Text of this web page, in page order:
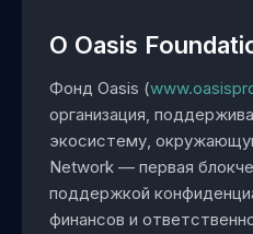
О Oasis
Фонд Oasis (
организация,
экосистему,
Network — первая
поддержкой
финансов и